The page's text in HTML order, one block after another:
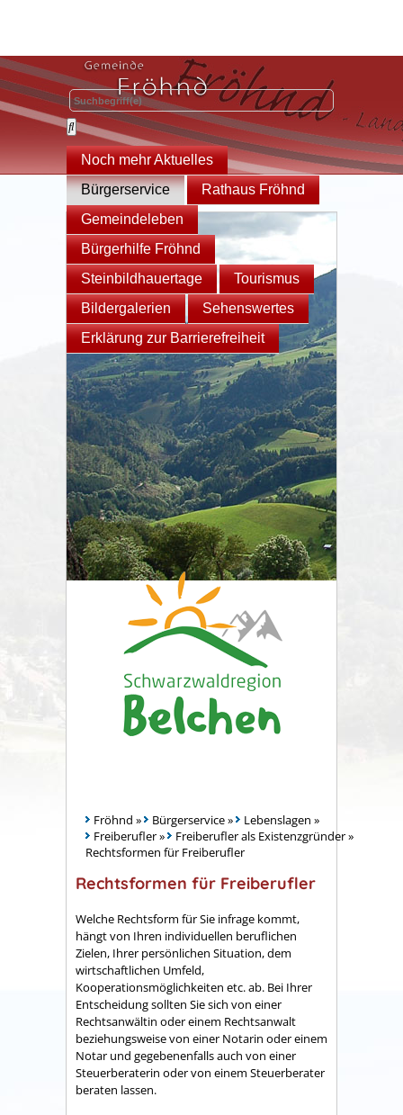
Noch mehr Aktuelles
Bürgerservice
Rathaus Fröhnd
Gemeindeleben
Bürgerhilfe Fröhnd
Steinbildhauertage
Tourismus
Bildergalerien
Sehenswertes
Erklärung zur Barrierefreiheit
Fröhnd » Bürgerservice» Lebenslagen »
Freiberufler» Freiberufler als Existenzgründer»
Rechtsformen für Freiberufler
Rechtsformen für Freiberufler
Welche Rechtsform für Sie infrage kommt,
hängt von Ihren individuellen beruflichen
Zielen, Ihrer persönlichen Situation, dem
wirtschaftlichen Umfeld,
Kooperationsmöglichkeiten etc. ab. Bei Ihrer
Entscheidung sollten Sie sich von einer
Rechtsanwältin oder einem Rechtsanwalt
beziehungsweise von einer Notarin oder einem
Notar und gegebenenfalls auch von einer
Steuerberaterin oder von einem Steuerberater
beraten lassen.